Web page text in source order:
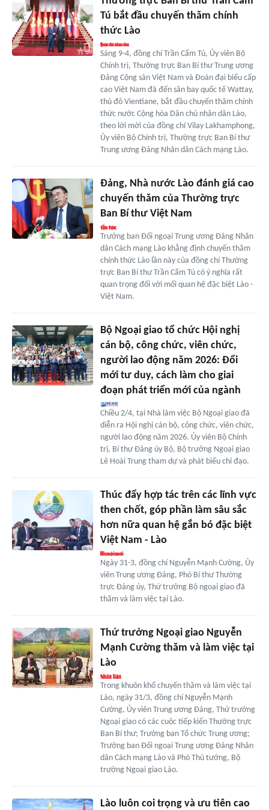
Tú bắt đầu chuyến thăm chính
thức Lào
Sáng 9-4, đồng chí Trần Cẩm Tú, Ủy viên Bộ
Chính trị, Thường trực Ban Bí thư Trung ương
Đảng Cộng sản Việt Nam và Đoàn đại biểu cấp
cao Việt Nam đã đến sân bay quốc tế Wattay,
thủ đô Vientiane, bắt đầu chuyến thăm chính
thức nước Cộng hòa Dân chủ nhân dân Lào,
theo lời mời của đồng chí Vilay Lakhamphong,
Ủy viên Bộ Chính trị, Thường trực Ban Bí thư
Trung ương Đảng Nhân dân Cách mạng Lào.
Đảng, Nhà nước Lào đánh giá cao
chuyến thăm của Thường trực
Ban Bí thư Việt Nam
Trưởng ban Đối ngoại Trung ương Đảng Nhân
dân Cách mạng Lào khẳng định chuyến thăm
chính thức Lào lần này của đồng chí Thường
trực Ban Bí thư Trần Cẩm Tú có ý nghĩa rất
quan trọng đối với mối quan hệ đặc biệt Lào -
Việt Nam.
Bộ Ngoại giao tổ chức Hội nghị
cán bộ, công chức, viên chức,
người lao động năm 2026: Đổi
mới tư duy, cách làm cho giai
đoạn phát triển mới của ngành
Chiều 2/4, tại Nhà làm việc Bộ Ngoại giao đã
diễn ra Hội nghị cán bộ, công chức, viên chức,
người lao động năm 2026. Ủy viên Bộ Chính
trị, Bí thư Đảng ủy Bộ, Bộ trưởng Ngoại giao
Lê Hoài Trung tham dự và phát biểu chỉ đạo.
Thúc đẩy hợp tác trên các lĩnh vực
then chốt, góp phần làm sâu sắc
hơn nữa quan hệ gắn bó đặc biệt
Việt Nam - Lào
Ngày 31-3, đồng chí Nguyễn Mạnh Cường, Ủy
viên Trung ương Đảng, Phó Bí thư Thường
trực Đảng ủy, Thứ trưởng Bộ ngoại giao đã
thăm và làm việc tại Lào.
Thứ trưởng Ngoại giao Nguyễn
Mạnh Cường thăm và làm việc tại
Lào
Trong khuôn khổ chuyến thăm và làm việc tại
Lào, ngày 31/3, đồng chí Nguyễn Mạnh
Cường, Ủy viên Trung ương Đảng, Thứ trưởng
Ngoại giao có các cuộc tiếp kiến Thường trực
Ban Bí thư; Trưởng ban Tổ chức Trung ương;
Trưởng ban Đối ngoại Trung ương Đảng Nhân
dân Cách mạng Lào và Phó Thủ tướng, Bộ
trưởng Ngoại giao Lào.
Lào luôn coi trọng và ưu tiên cao